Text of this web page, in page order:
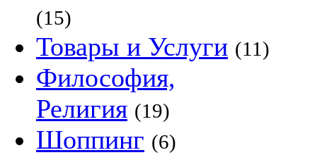
(15)
Товары и Услуги (11)
Философия,
Религия (19)
Шоппинг (6)